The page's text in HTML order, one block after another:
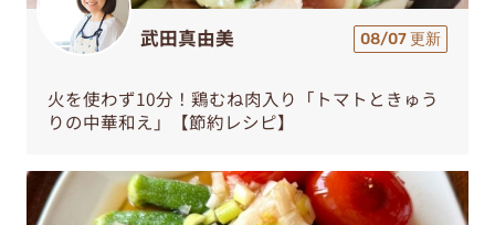
武田真由美 08/07 更新
火を使わず10分！鶏むね肉入り「トマトときゅう
りの中華和え」【節約レシピ】